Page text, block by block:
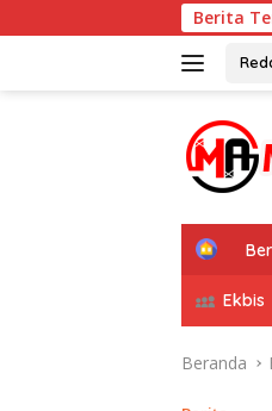
ke
Berita
H
m
e
Ekbis
Beranda